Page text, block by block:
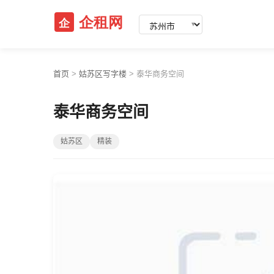
▼
首页 > 姑苏区写字楼 > 泰华商务空间
泰华商务空间
姑苏区 精装